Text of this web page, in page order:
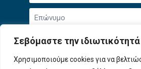
Σεβόμαστε την
Χρησιμοποιούμε cookies για να
Επώνυμο
Email
*
Αποδοχή
Συμφωνώ με την Πολιτική